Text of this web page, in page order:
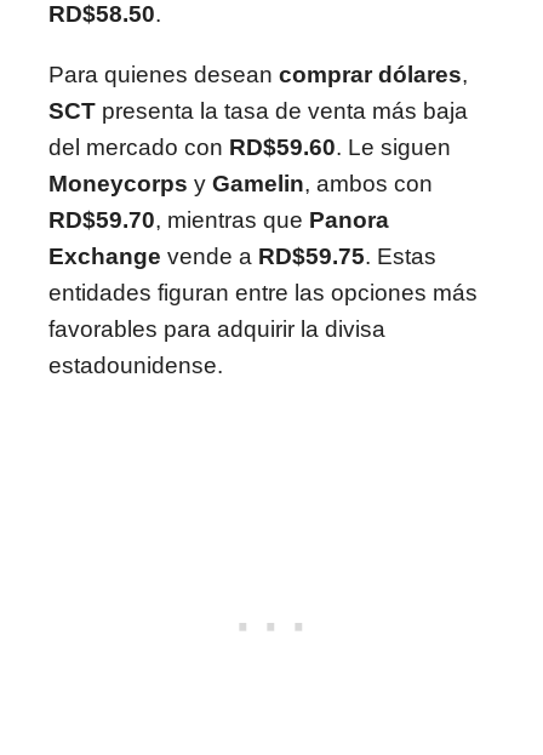
RD$58.50.
Para quienes desean comprar dólares,
SCT presenta la tasa de venta más baja
del mercado con RD$59.60. Le siguen
Moneycorps y Gamelin, ambos con
RD$59.70, mientras que Panora
Exchange vende a RD$59.75. Estas
entidades figuran entre las opciones más
favorables para adquirir la divisa
estadounidense.